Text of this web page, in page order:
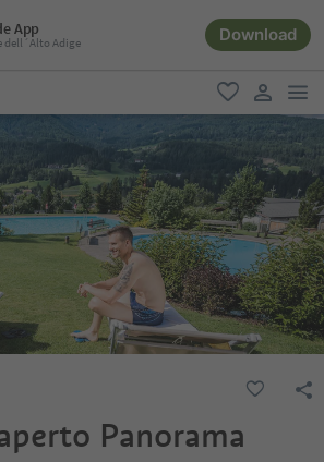
App
dell´Alto Adige Download
favoriti
user link
Panorama